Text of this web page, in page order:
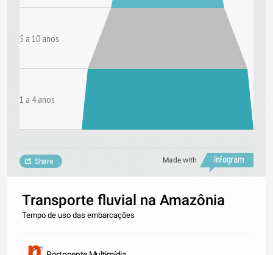
5 a 10 anos
1 a 4 anos
Made with
Share
Transporte fluvial na Amazônia
Tempo de uso das embarcações